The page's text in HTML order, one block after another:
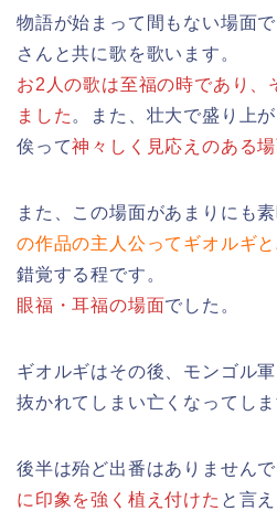
物語が始まって間もない場面
さんと共に歌を歌います。
お2人の歌は至福の時であり、
ました 。また、壮大で盛り上
俟って神々しく見応えのある
また、この場面があまりにも
の作品の主人公ってギオルギ
錯覚する程です。
眼福・耳福の場面でした。
ギオルギはその後、モンゴル
抜かれてしまい亡くなってしま
後半は殆ど出番はありません
に印象を強く植え付けた と言え